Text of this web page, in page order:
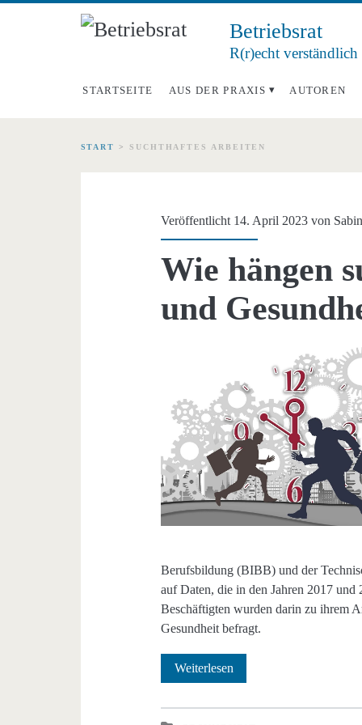
Betriebsrat
R(r)echt
STARTSEITE AUS DER PRAXIS AUTOREN
START > SUCHTHAFTES ARBEITEN
<span>suchthaftes
Arbeiten</span>
Veröffentlicht 14. April 2023 von
Wie hängen
und
Berufsbildung (BIBB) und der
auf Daten, die in den Jahren 2017
Beschäftigten wurden darin zu ihrem
Gesundheit befragt.
WeiterlesenWie